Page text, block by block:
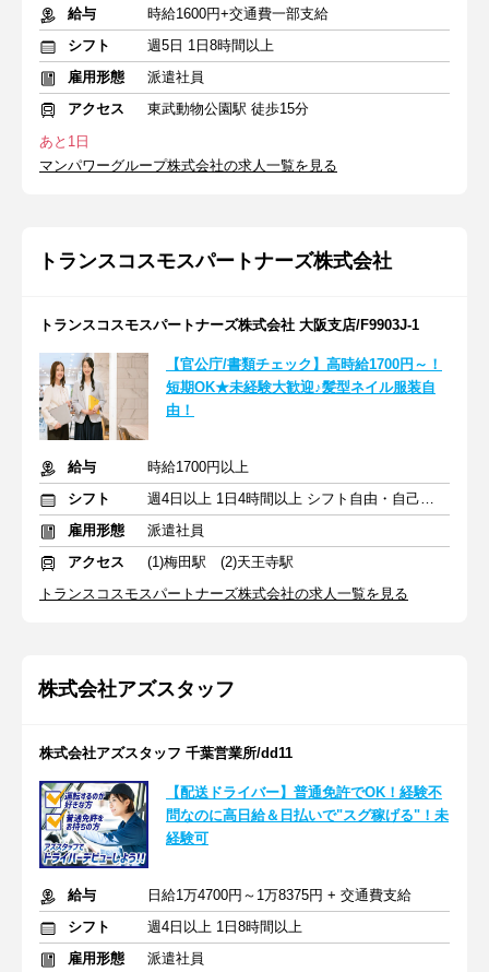
給与
時給1600円+交通費一部支給
シフト
週5日 1日8時間以上
雇用形態
派遣社員
アクセス
東武動物公園駅 徒歩15分
あと1日
マンパワーグループ株式会社の求人一覧を見る
トランスコスモスパートナーズ株式会社
トランスコスモスパートナーズ株式会社 大阪支店/F9903J-1
【官公庁/書類チェック】高時給1700円～！
短期OK★未経験大歓迎♪髪型ネイル服装自
由！
給与
時給1700円以上
シフト
週4日以上 1日4時間以上 シフト自由・自己申告
雇用形態
派遣社員
アクセス
(1)梅田駅 (2)天王寺駅
トランスコスモスパートナーズ株式会社の求人一覧を見る
株式会社アズスタッフ
株式会社アズスタッフ 千葉営業所/dd11
【配送ドライバー】普通免許でOK！経験不
問なのに高日給＆日払いで"スグ稼げる"！未
経験可
給与
日給1万4700円～1万8375円 + 交通費支給
シフト
週4日以上 1日8時間以上
雇用形態
派遣社員